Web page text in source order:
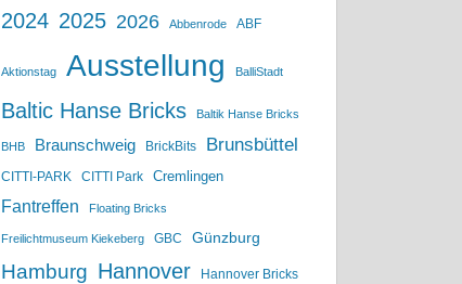
2024 2025 2026 Abbenrode ABF
Aktionstag Ausstellung BalliStadt
Baltic Hanse Bricks Baltik Hanse Bricks
BHB Braunschweig BrickBits Brunsbüttel
CITTI-PARK CITTI Park Cremlingen
Fantreffen Floating Bricks
Freilichtmuseum Kiekeberg GBC Günzburg
Hamburg Hannover Hannover Bricks